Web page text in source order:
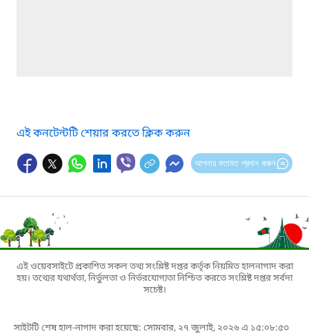
এই কনটেন্টটি শেয়ার করতে ক্লিক করুন
আপনার মতামত প্রদান করুন
এই ওয়েবসাইটে প্রকাশিত সকল তথ্য সংশ্লিষ্ট দপ্তর কর্তৃক নিয়মিত হালনাগাদ করা
হয়। তথ্যের যথার্থতা, নির্ভুলতা ও নির্ভরযোগ্যতা নিশ্চিত করতে সংশ্লিষ্ট দপ্তর সর্বদা
সচেষ্ট।
সাইটটি শেষ হাল-নাগাদ করা হয়েছে: সোমবার, ২৭ জুলাই, ২০২৬ এ ১৫:০৮:৫৩